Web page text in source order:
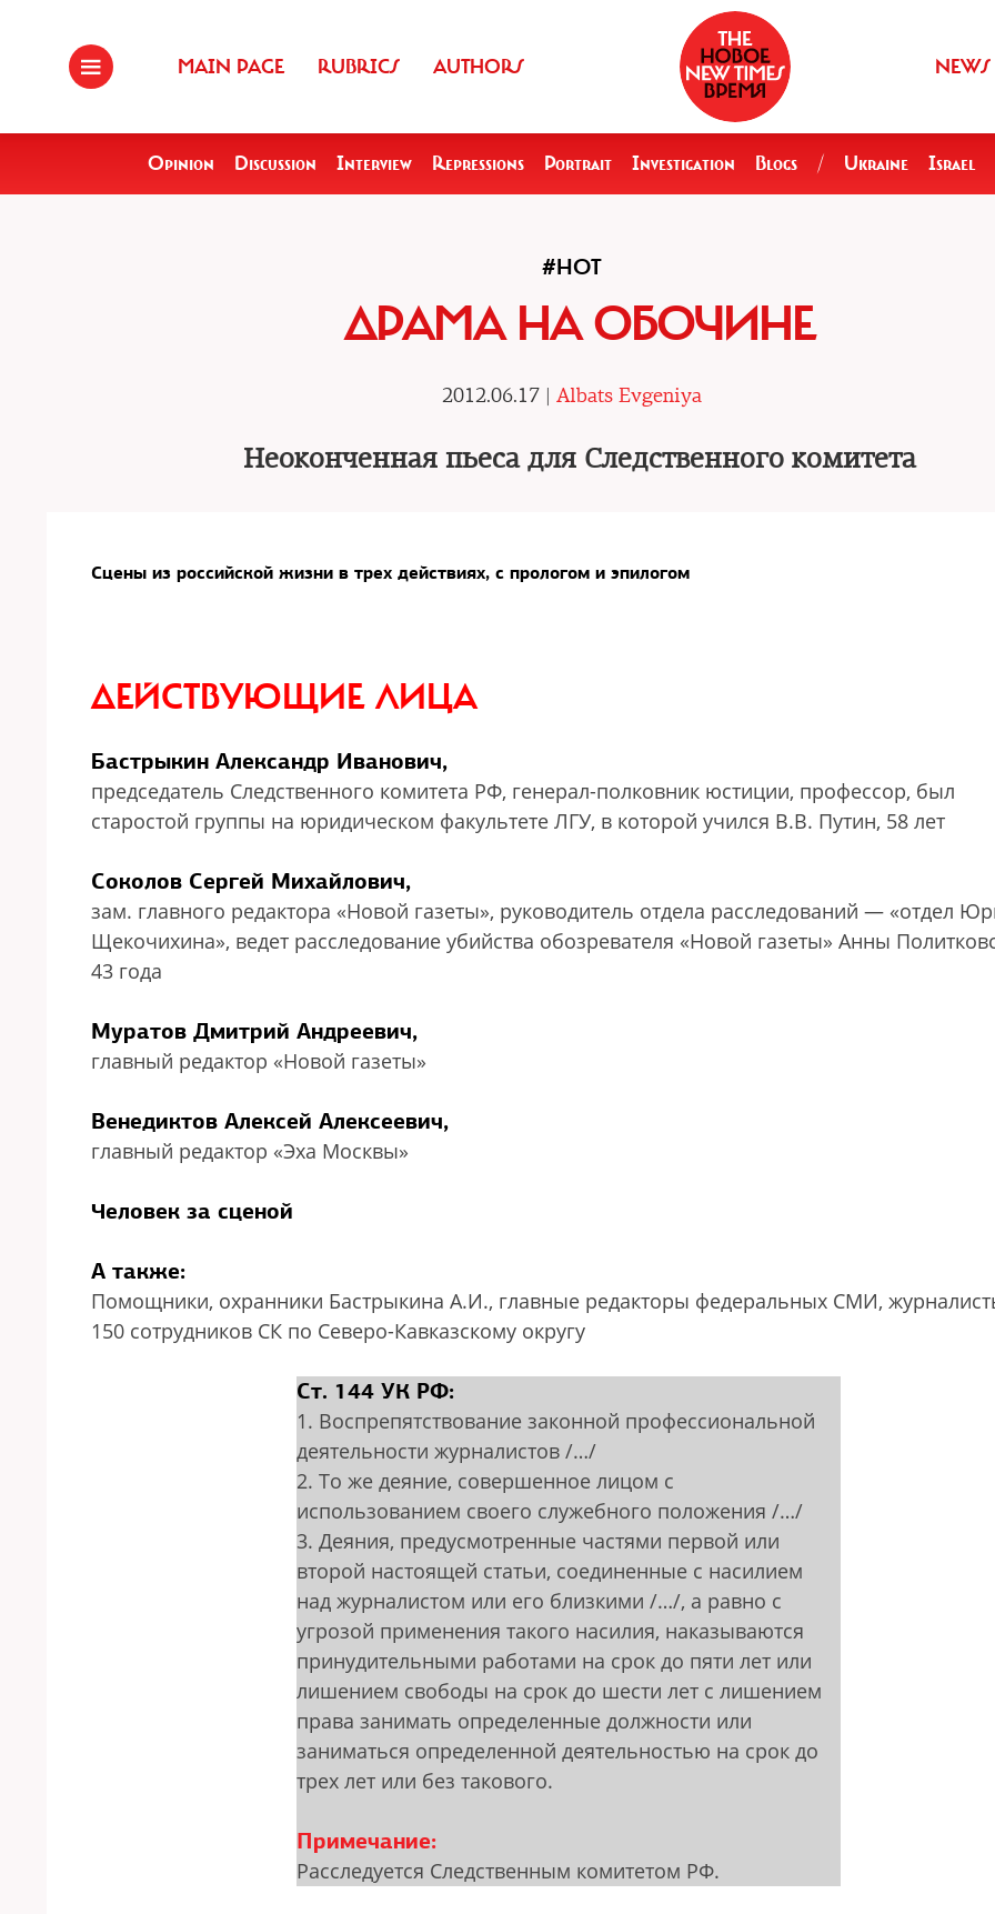
MAIN PAGE RUBRICS AUTHORS NEWS
Opinion Discussion Interview Repressions Portrait Investigation Blogs / Ukraine Israel
#HOT
ДРАМА НА ОБОЧИНЕ
2012.06.17 | Albats Evgeniya
Неоконченная пьеса для Следственного комитета
Сцены из российской жизни в трех действиях, с прологом и эпилогом
ДЕЙСТВУЮЩИЕ ЛИЦА
Бастрыкин Александр Иванович,
председатель Следственного комитета РФ, генерал-полковник юстиции, профессор, был
старостой группы на юридическом факультете ЛГУ, в которой учился В.В. Путин, 58 лет
Соколов Сергей Михайлович,
зам. главного редактора «Новой газеты», руководитель отдела расследований — «отдел
Щекочихина», ведет расследование убийства обозревателя «Новой газеты» Анны
43 года
Муратов Дмитрий Андреевич,
главный редактор «Новой газеты»
Венедиктов Алексей Алексеевич,
главный редактор «Эха Москвы»
Человек за сценой
А также:
Помощники, охранники Бастрыкина А.И., главные редакторы федеральных СМИ,
150 сотрудников СК по Северо-Кавказскому округу
Ст. 144 УК РФ:
1. Воспрепятствование законной профессиональной
деятельности журналистов /…/
2. То же деяние, совершенное лицом с
использованием своего служебного положения /…/
3. Деяния, предусмотренные частями первой или
второй настоящей статьи, соединенные с насилием
над журналистом или его близкими /…/, а равно с
угрозой применения такого насилия, наказываются
принудительными работами на срок до пяти лет или
лишением свободы на срок до шести лет с лишением
права занимать определенные должности или
заниматься определенной деятельностью на срок до
трех лет или без такового.
Примечание:
Расследуется Следственным комитетом РФ.